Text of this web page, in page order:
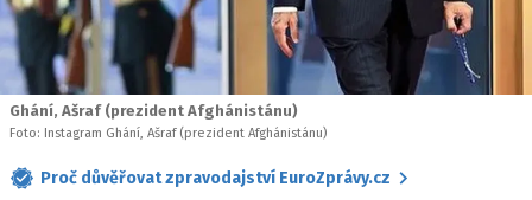
Ghání, Ašraf (prezident Afghánistánu)
Foto: Instagram Ghání, Ašraf (prezident Afghánistánu)
Proč důvěřovat zpravodajství EuroZprávy.cz